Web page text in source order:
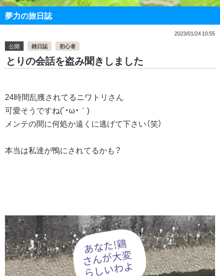
夢力の旅日誌
2023/01/24 10:55
公開
雑日誌 初心者
とりの会話を盗み聞きしました
24時間乱獲されてるニワトリさん
可愛そうですね(´・ω・｀)
メンテの間に何処か遠くに逃げて下さい（笑）
本当は私達が鴨にされてるかも？